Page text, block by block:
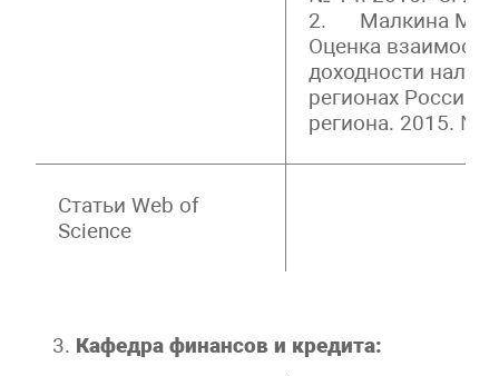
2. Малкина М.Ю.,
Оценка
доходности
регионах России
региона. 2015. №
Статьи Web of
Science
Кафедра финансов и кредита: